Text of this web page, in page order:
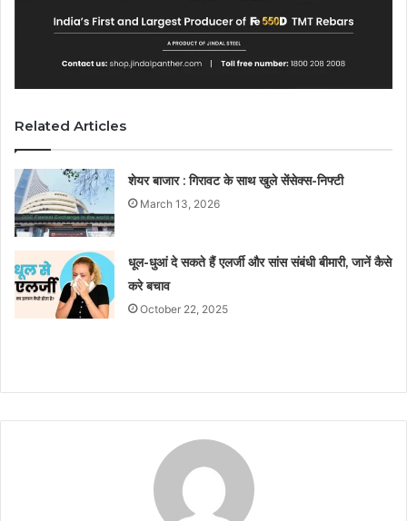
Related Articles
शेयर बाजार : गिरावट के साथ खुले सेंसेक्स-निफ्टी
March 13, 2026
धूल-धुआं दे सकते हैं एलर्जी और सांस संबंधी बीमारी, जानें कैसे
करे बचाव
October 22, 2025